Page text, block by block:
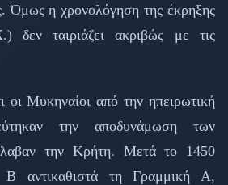
Όμως η χρονολόγηση της έκρηξης
δεν ταιριάζει ακριβώς με τις
οι Μυκηναίοι από την ηπειρωτική
την αποδυνάμωση των
την Κρήτη. Μετά το 1450
αντικαθιστά τη Γραμμική Α,